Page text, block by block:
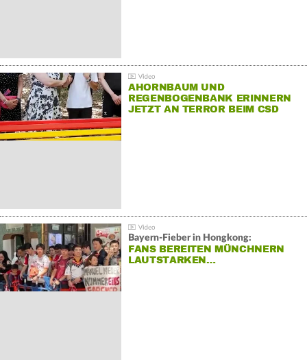
AHORNBAUM UND
REGENBOGENBANK ERINNERN
JETZT AN TERROR BEIM CSD
Bayern-Fieber in Hongkong:
FANS BEREITEN MÜNCHNERN
LAUTSTARKEN…